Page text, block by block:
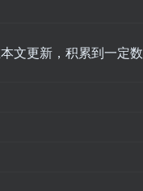
文更新，积累到一定